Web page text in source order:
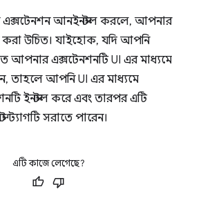
এক্সটেনশন আনইনস্টল করলে, আপনার
করা উচিত। যাইহোক, যদি আপনি
এক্সটেনশনটি UI এর মাধ্যমে
তাহলে আপনি UI এর মাধ্যমে
ইনস্টল করে এবং তারপর এটি
ট্যাগটি সরাতে পারেন।
এটি কাজে লেগেছে?